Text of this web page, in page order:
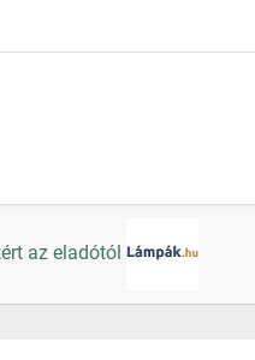
az eladótól